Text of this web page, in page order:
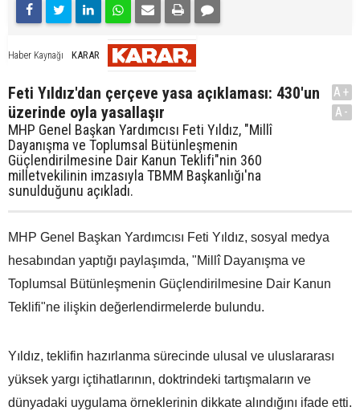
Haber Kaynağı KARAR
Feti Yıldız'dan çerçeve yasa açıklaması: 430'un
üzerinde oyla yasallaşır
MHP Genel Başkan Yardımcısı Feti Yıldız, "Millî
Dayanışma ve Toplumsal Bütünleşmenin
Güçlendirilmesine Dair Kanun Teklifi"nin 360
milletvekilinin imzasıyla TBMM Başkanlığı'na
sunulduğunu açıkladı.
A+
A-
MHP Genel Başkan Yardımcısı Feti Yıldız, sosyal medya
hesabından yaptığı paylaşımda, "Millî Dayanışma ve
Toplumsal Bütünleşmenin Güçlendirilmesine Dair Kanun
Teklifi"ne ilişkin değerlendirmelerde bulundu.
Yıldız, teklifin hazırlanma sürecinde ulusal ve uluslararası
yüksek yargı içtihatlarının, doktrindeki tartışmaların ve
dünyadaki uygulama örneklerinin dikkate alındığını ifade etti.